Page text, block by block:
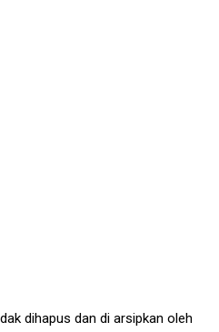
dihapus dan di arsipkan oleh